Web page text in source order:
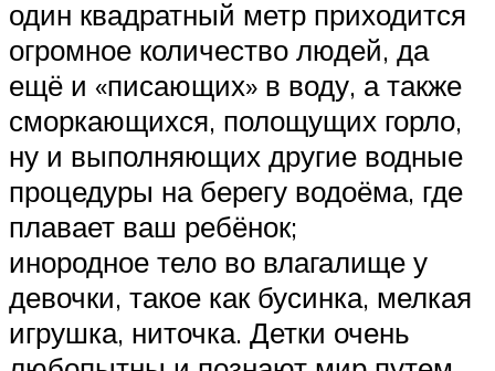
один квадратный метр приходится
огромное количество людей, да
ещё и «писающих» в воду, а также
сморкающихся, полощущих горло,
ну и выполняющих другие водные
процедуры на берегу водоёма, где
плавает ваш ребёнок;
инородное тело во влагалище у
девочки, такое как бусинка, мелкая
игрушка, ниточка. Детки очень